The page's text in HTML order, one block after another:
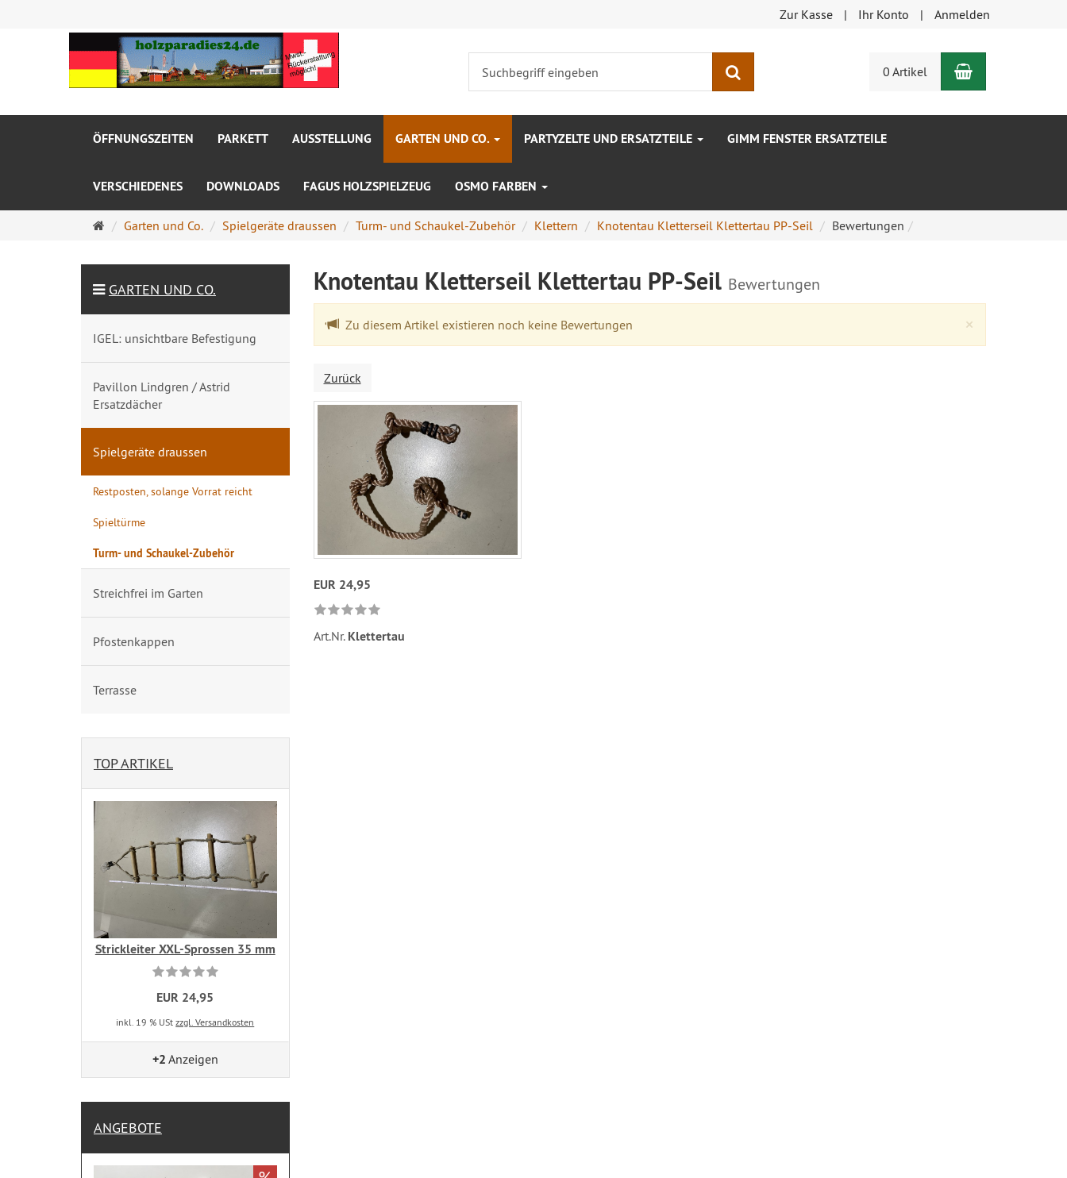
Zur Kasse Ihr Konto Anmelden
0 Artikel Warenkorb
ÖFFNUNGSZEITEN PARKETT AUSSTELLUNG GARTEN UND CO. PARTYZELTE UND ERSATZTEILE GIMM FENSTER ERSATZTEILE
VERSCHIEDENES DOWNLOADS FAGUS HOLZSPIELZEUG OSMO FARBEN
Startseite
Garten und Co. Spielgeräte draussen Turm- und Schaukel-Zubehör Klettern Knotentau Kletterseil Klettertau PP-Seil Bewertungen
Knotentau Kletterseil Klettertau PP-Seil Bewertungen
×
Zu diesem Artikel existieren noch keine Bewertungen
Zurück
EUR 24,95
Art.Nr. Klettertau
GARTEN UND CO.
IGEL: unsichtbare Befestigung
Pavillon Lindgren / Astrid
Ersatzdächer
Spielgeräte draussen
Restposten, solange Vorrat reicht
Spieltürme
Turm- und Schaukel-Zubehör
Streichfrei im Garten
Pfostenkappen
Terrasse
TOP ARTIKEL
Strickleiter XXL-Sprossen 35 mm
EUR 24,95
inkl. 19 % UStzzgl. Versandkosten
+2 Anzeigen
ANGEBOTE